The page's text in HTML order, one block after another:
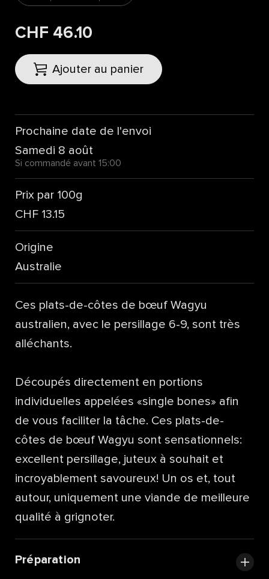
CHF 46.10
Ajouter au panier
Prochaine date de l'envoi
Samedi 8 août
Si commandé avant 15:00
Prix par 100g
CHF 13.15
Origine
Australie
Ces plats-de-côtes de bœuf Wagyu
australien, avec le persillage 6-9, sont très
alléchants.
Découpés directement en portions
individuelles appelées «single bones» afin
de vous faciliter la tâche. Ces plats-de-
côtes de bœuf Wagyu sont sensationnels:
excellent persillage, juteux à souhait et
incroyablement savoureux! Un os et, tout
autour, uniquement une viande de meilleure
qualité à grignoter.
Préparation